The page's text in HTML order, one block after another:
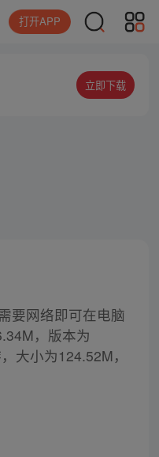
打开APP
立即下载
要网络即可在电脑
，版本为
大小为124.52M，